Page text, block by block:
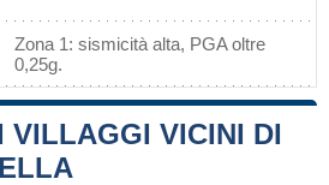
Zona 1: sismicità alta, PGA oltre
0,25g.
VILLAGGI VICINI DI